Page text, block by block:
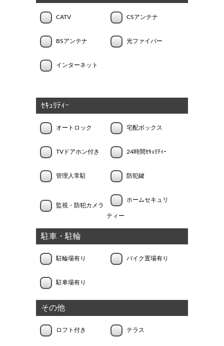
CATV CSアンテナ
BSアンテナ 光ファイバー
インターネット
ｾｷｭﾘﾃｨｰ
オートロック 宅配ボックス
TVドアホン付き 24時間ｾｷｭﾘﾃｨｰ
管理人常駐 防犯鍵
監視・防犯カメラ
ホームセキュリ
ティー
駐車・駐輪
駐輪場有り バイク置場有り
駐車場有り
その他
ロフト付き テラス